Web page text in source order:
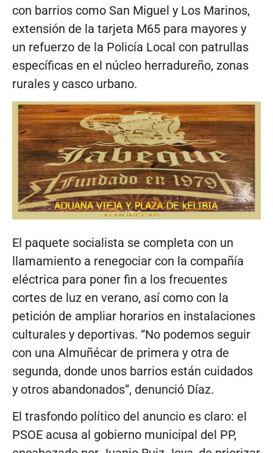
con barrios como San Miguel y Los Marinos,
extensión de la tarjeta M65 para mayores y
un refuerzo de la Policía Local con patrullas
específicas en el núcleo herradureño, zonas
rurales y casco urbano.
El paquete socialista se completa con un
llamamiento a renegociar con la compañía
eléctrica para poner fin a los frecuentes
cortes de luz en verano, así como con la
petición de ampliar horarios en instalaciones
culturales y deportivas. “No podemos seguir
con una Almuñécar de primera y otra de
segunda, donde unos barrios están cuidados
y otros abandonados”, denunció Díaz.
El trasfondo político del anuncio es claro: el
PSOE acusa al gobierno municipal del PP,